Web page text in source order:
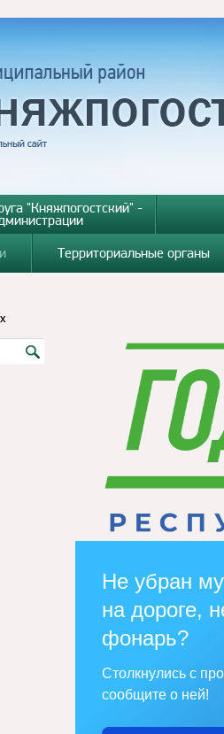
"Княжпогостский" -
Территориальные органы
Не убран
на дороге,
фонарь?
Столкнулись с
сообщите о ней!